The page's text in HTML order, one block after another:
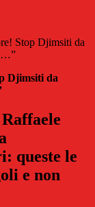
Stop Djimsiti da
Djimsiti da
queste le
e non